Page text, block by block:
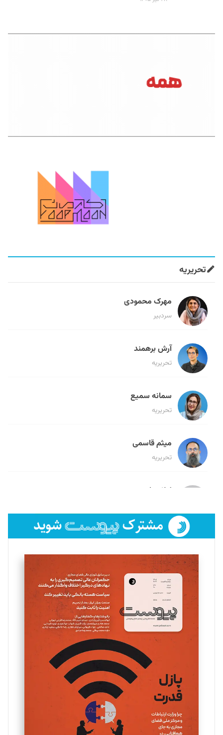
تحریریه
مهرک محمودی
سردبیر
آرش برهمند
تحریریه
سمانه سمیع
تحریریه
میثم قاسمی
تحریریه
لیلا حنارود
فائزه فتحی رستمی
تحریریه
سروش کرمیان
تحریریه
مینا پاکدل
یسنا امان‌پور
تحریریه
ملینا جعفری